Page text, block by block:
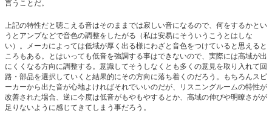
言うことだ。
上記の特性だと聴こえる音はそのままでは寂しい音になるので、何をするかとい
うとアンプなどで音色の調整をしたがる（私は安易にそういうこうとはしな
い）。メーカによっては低域が厚く出る様にわざと音色をつけていると思えると
ころもある。とはいっても低音を強調する事はできないので、実際には高域が出
にくくなる方向に調整する。意識してそうしなくとも多くの意見を取り入れて回
路・部品を選択していくと結果的にその方向に落ち着くのだろう。もちろんスピ
ーカーから出た音が心地よければそれでいいのだが、リスニングルームの特性が
改善された場合、逆に今度は低音がもやもやするとか、高域の伸びや明瞭さがが
足りないように感じてきてしまう事だろう。